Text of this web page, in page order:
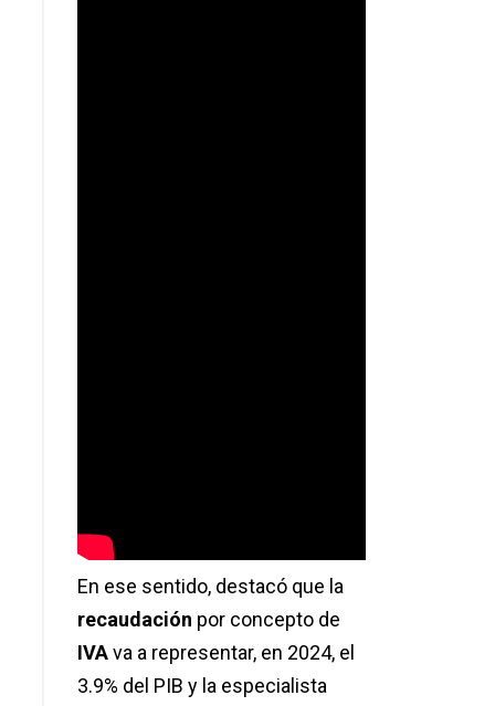
En ese sentido, destacó que la
recaudación por concepto de
IVAva a representar, en 2024, el
3.9% del PIB y la especialista